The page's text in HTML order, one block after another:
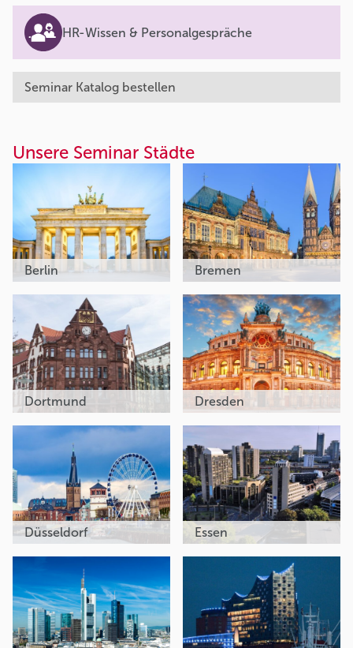
HR-Wissen & Personalgespräche
Seminar Katalog bestellen
Unsere Seminar Städte
Berlin Bremen
Dortmund Dresden
Düsseldorf Essen